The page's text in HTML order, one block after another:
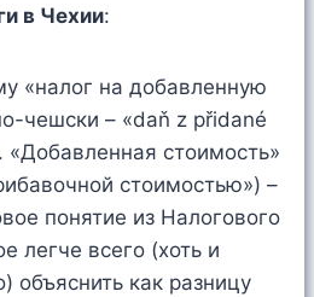
в Чехии:
«налог на добавленную
чешски – «daň z přidané
«Добавленная стоимость»
стоимостью») –
понятие из Налогового
легче всего (хоть и
объяснить как разницу